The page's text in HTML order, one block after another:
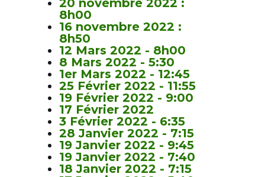
20 novembre 2022 :
8h00
16 novembre 2022 :
8h50
12 Mars 2022 - 8h00
8 Mars 2022 - 5:30
1er Mars 2022 - 12:45
25 Février 2022 - 11:55
19 Février 2022 - 9:00
17 Février 2022
3 Février 2022 - 6:35
28 Janvier 2022 - 7:15
19 Janvier 2022 - 9:45
19 Janvier 2022 - 7:40
18 Janvier 2022 - 7:15